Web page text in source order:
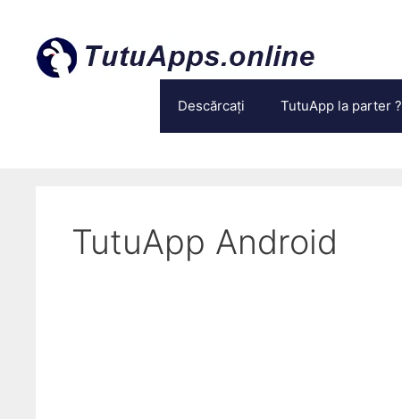
conținut
Descărcați TutuApp la parter ?
TutuApp Android